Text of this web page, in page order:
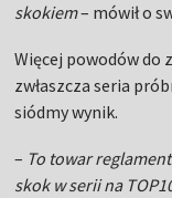
skokiem– mówił o
Więcej powodów do
zwłaszcza seria
siódmy wynik.
– To towar
skok w serii na